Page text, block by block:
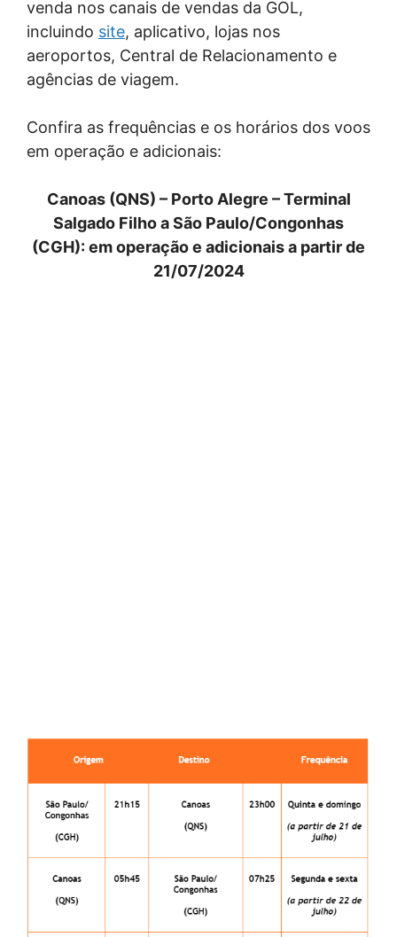
venda nos canais de vendas da GOL,
incluindo site, aplicativo, lojas nos
aeroportos, Central de Relacionamento e
agências de viagem.
Confira as frequências e os horários dos voos
em operação e adicionais:
Canoas (QNS) – Porto Alegre – Terminal
Salgado Filho a São Paulo/Congonhas
(CGH): em operação e adicionais a partir de
21/07/2024